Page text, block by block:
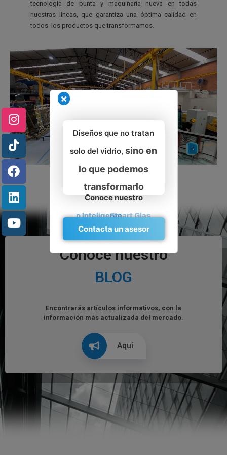
×
Diseños que no tratan
solo del vidrio, sino en
lo que podemos
transformarlo
Conoce nuestro
Vidrio Inteligente
Contacta un asesor
tecnología de punta y maquinaria nueva en todas
nuestras líneas, que garantiza una óptima calidad en
todos los productos que transformamos.
Conoce nuestro
BLOG
Encontrarás artículos informativos, con la
información más actualizada del mercado.
Aquí